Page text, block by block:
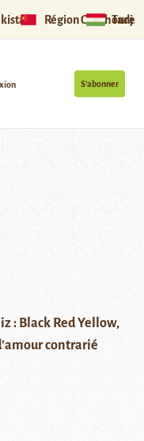
Région Ouïghoure
S’abonner
: Black Red Yellow,
contrarié